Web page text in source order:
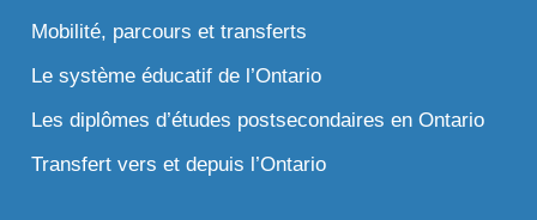
Mobilité, parcours et transferts
Le système éducatif de l’Ontario
Les diplômes d’études postsecondaires en Ontario
Transfert vers et depuis l’Ontario